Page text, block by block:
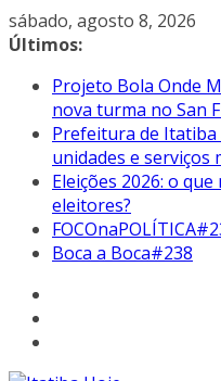
Pular
para
conteúdo
sábado, agosto 8, 2026
Últimos:
Projeto Bola Onde
nova turma no San
Prefeitura de
unidades e serviços
Eleições 2026: o
eleitores?
Boca a Boca#238